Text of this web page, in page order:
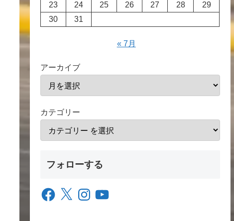
23
24 25 26 27 28
29
30
31
« 7月
アーカイブ
カテゴリー
フォローする
Facebook
X InstagramYouTube